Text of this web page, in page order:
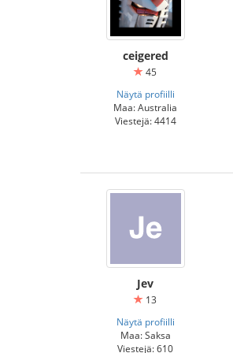
ceigered
45
Näytä profiilli
Maa: Australia
Viestejä: 4414
Jev
13
Näytä profiilli
Maa: Saksa
Viestejä: 610